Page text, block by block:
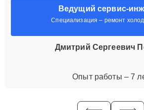
Ведущий сервис-
Специализация – ремонт
Дмитрий Сергеевич
Опыт работы – 7